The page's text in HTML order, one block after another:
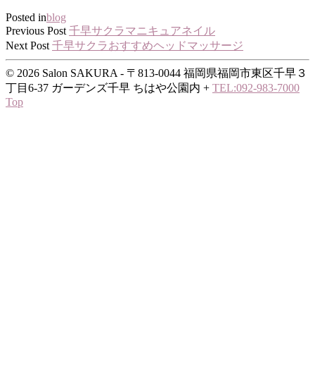
Posted inblog
Previous Post 千早サクラマニキュアネイル
Next Post 千早サクラおすすめヘッドマッサージ
© 2026 Salon SAKURA - 〒813-0044 福岡県福岡市東区千早３
丁目6-37 ガーデンズ千早 ちはや公園内 + TEL:092-983-7000
Top